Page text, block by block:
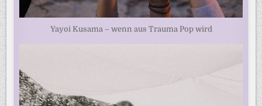
Yayoi Kusama – wenn aus Trauma Pop wird